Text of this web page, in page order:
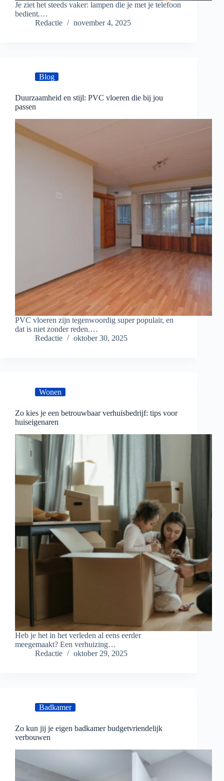
Je ziet het steeds vaker: lampen die je met je telefoon
bedient.…
Redactie
november 4, 2025
Blog
Duurzaamheid en stijl: PVC vloeren die bij jou
passen
PVC vloeren zijn tegenwoordig super populair, en
dat is niet zonder reden.…
Redactie
oktober 30, 2025
Wonen
Zo kies je een betrouwbaar verhuisbedrijf: tips voor
huiseigenaren
Heb je het in het verleden al eens eerder
meegemaakt? Een verhuizing…
Redactie
oktober 29, 2025
Badkamer
Zo kun jij je eigen badkamer budgetvriendelijk
verbouwen